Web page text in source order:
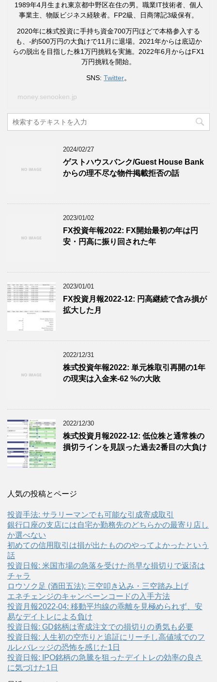
1989年4月生まれ東京都中野区在住の男。職業IT技術者、個人
事業主、物販ビジネス経験者。FP2級、日商簿記3級保有。
2020年に株式投資に手持ち資金700万円ほどで本格参入する
も、-約500万円の大負けで11月に退場。2021年からは底辺か
らの脱出を目指した株1万円挑戦を実施。2022年6月からはFX1
万円挑戦を開始。
SNS: Twitter。
money.senooken.jp
2024/02/27
ゲストハウスバンク/Guest House Bank
からの理不尽な物件掲載拒否の話
2023/01/02
FX投資年報2022: FX開始最初の年は円
安・円高に振り回された年
2023/01/01
FX投資月報2022-12: 円高継続で含み損が
拡大した月
2022/12/31
株式投資年報2022: 単元株取引再開の1年
の現実は入金来-62 %の大敗
2022/12/30
株式投資月報2022-12: 低位株と通常株の
損切ラインを見誤った過去2番目の大負け
人気の投稿とページ
投資手法: サラリーマンでも可能な引成寄成取引
銀行口座の支店には自宅か勤務先のどちらかの最寄り店し
か選べない
初めての信用取引は損が出たもののやってよかったという
話
投資日報: 米国市場の急落を受けた尚早な損切りで返済は
チャラ
ロウソク足 (酒田五法): 三空叩き込み・三空踏み上げ
エネチェンジのキャンペーンコードの入手方法
投資月報2022-04: 移動平均線の乖離を見極められず、安
易なデイトレによる負け
投資日報: GD銘柄は寄成注文での損切りの勇気も必要
投資日報: 人生初の空売りと追証にリーチし高値域でのフ
ルレバレッジの恐怖を感じた1日
投資日報: IPO銘柄の急騰を狙ったデイトレの効率の良さ
に気づけた1日